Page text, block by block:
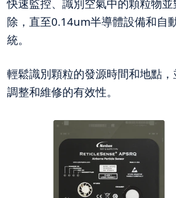
快速監控、識別空氣中的顆粒物
除，直至0.14um半導體設備和自
統。
輕鬆識別顆粒的發源時間和地點
調整和維修的有效性。